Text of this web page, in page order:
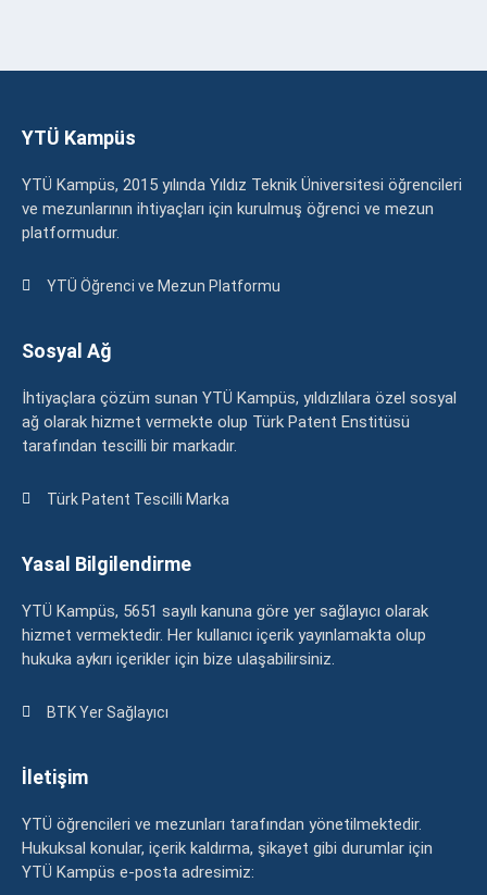
YTÜ Kampüs
YTÜ Kampüs, 2015 yılında Yıldız Teknik Üniversitesi öğrencileri
ve mezunlarının ihtiyaçları için kurulmuş öğrenci ve mezun
platformudur.
YTÜ Öğrenci ve Mezun Platformu
Sosyal Ağ
İhtiyaçlara çözüm sunan YTÜ Kampüs, yıldızlılara özel sosyal
ağ olarak hizmet vermekte olup Türk Patent Enstitüsü
tarafından tescilli bir markadır.
Türk Patent Tescilli Marka
Yasal Bilgilendirme
YTÜ Kampüs, 5651 sayılı kanuna göre yer sağlayıcı olarak
hizmet vermektedir. Her kullanıcı içerik yayınlamakta olup
hukuka aykırı içerikler için bize ulaşabilirsiniz.
BTK Yer Sağlayıcı
İletişim
YTÜ öğrencileri ve mezunları tarafından yönetilmektedir.
Hukuksal konular, içerik kaldırma, şikayet gibi durumlar için
YTÜ Kampüs e-posta adresimiz: